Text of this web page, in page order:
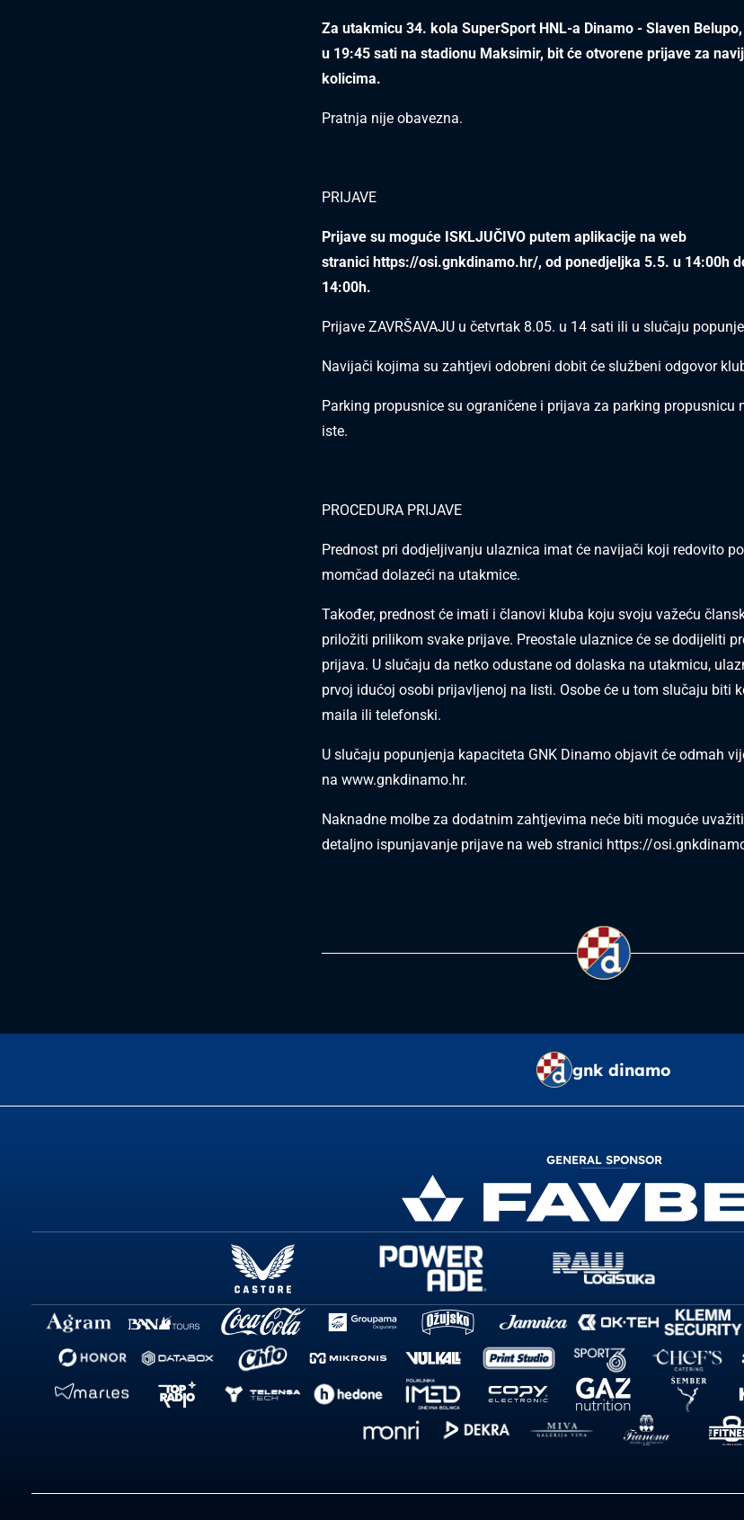
Za utakmicu 34. kola SuperSport HNL-a Dinamo - Slaven
u 19:45 sati na stadionu Maksimir, bit će otvorene prijave za
kolicima.
Pratnja nije obavezna.
PRIJAVE
Prijave su moguće ISKLJUČIVO putem aplikacije na web
stranici https://osi.gnkdinamo.hr/, od ponedjeljka 5.5. u 14:00h
14:00h.
Prijave ZAVRŠAVAJU u četvrtak 8.05. u 14 sati ili u slučaju
Navijači kojima su zahtjevi odobreni dobit će službeni odgovor
Parking propusnice su ograničene i prijava za parking propusnicu
iste.
PROCEDURA PRIJAVE
Prednost pri dodjeljivanju ulaznica imat će navijači koji redovito
momčad dolazeći na utakmice.
Također, prednost će imati i članovi kluba koju svoju važeću
priložiti prilikom svake prijave. Preostale ulaznice će se dodijeliti
prijava. U slučaju da netko odustane od dolaska na utakmicu,
prvoj idućoj osobi prijavljenoj na listi. Osobe će u tom slučaju biti
maila ili telefonski.
U slučaju popunjenja kapaciteta GNK Dinamo objavit će odmah
na www.gnkdinamo.hr.
Naknadne molbe za dodatnim zahtjevima neće biti moguće
detaljno ispunjavanje prijave na web stranici https://
gnk dinamo
GENERAL SPONSOR